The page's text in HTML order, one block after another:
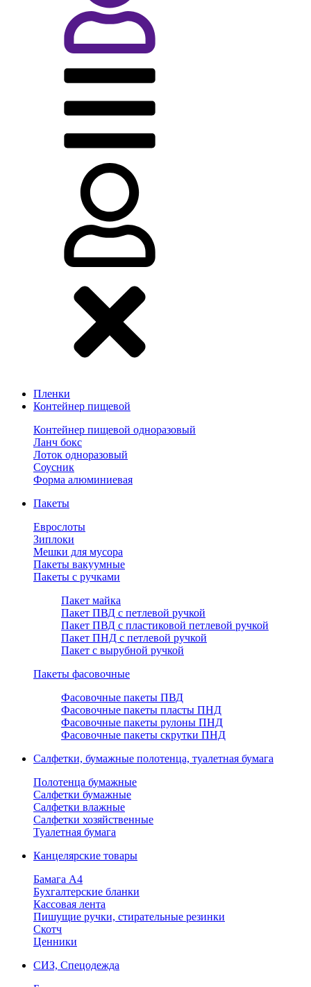
Пленки
Контейнер пищевой
Контейнер пищевой одноразовый
Ланч бокс
Лоток одноразовый
Соусник
Форма алюминиевая
Пакеты
Еврослоты
Зиплоки
Мешки для мусора
Пакеты вакуумные
Пакеты с ручками
Пакет майка
Пакет ПВД с петлевой ручкой
Пакет ПВД с пластиковой петлевой ручкой
Пакет ПНД с петлевой ручкой
Пакет с вырубной ручкой
Пакеты фасовочные
Фасовочные пакеты ПВД
Фасовочные пакеты пласты ПНД
Фасовочные пакеты рулоны ПНД
Фасовочные пакеты скрутки ПНД
Салфетки, бумажные полотенца, туалетная бумага
Полотенца бумажные
Салфетки бумажные
Салфетки влажные
Салфетки хозяйственные
Туалетная бумага
Канцелярские товары
Бамага А4
Бухгалтерские бланки
Кассовая лента
Пишущие ручки, стирательные резинки
Скотч
Ценники
СИЗ, Спецодежда